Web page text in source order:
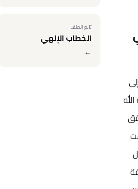
تابع الملف
الخطاب الإلهي
←